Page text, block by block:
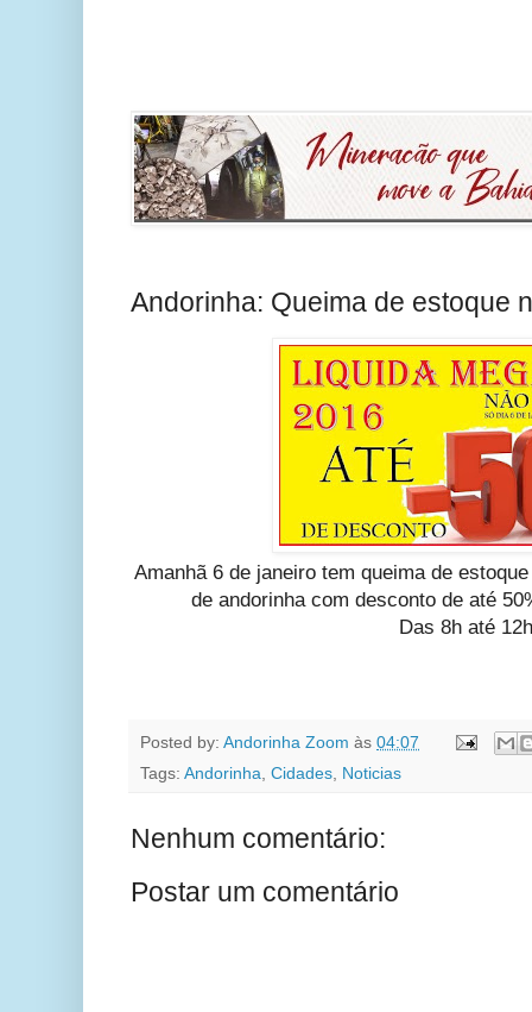
Andorinha: Queima de estoque
Amanhã 6 de janeiro tem queima de
de andorinha com desconto de até
Das 8h até
Posted by: Andorinha Zoom às 04:07
Tags: Andorinha, Cidades, Noticias
Nenhum comentário:
Postar um comentário